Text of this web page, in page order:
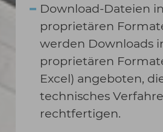
Download-Dateien in
proprietären
werden Downloads
proprietären
Excel) angeboten,
technisches
rechtfertigen.